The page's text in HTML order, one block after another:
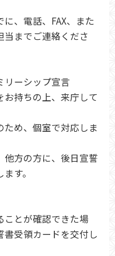
、電話、FAX、また
当までご連絡くださ
リーシップ宣言
持ちの上、来庁して
め、個室で対応しま
方の方に、後日宣誓
す。
とが確認できた場
受領カードを交付し